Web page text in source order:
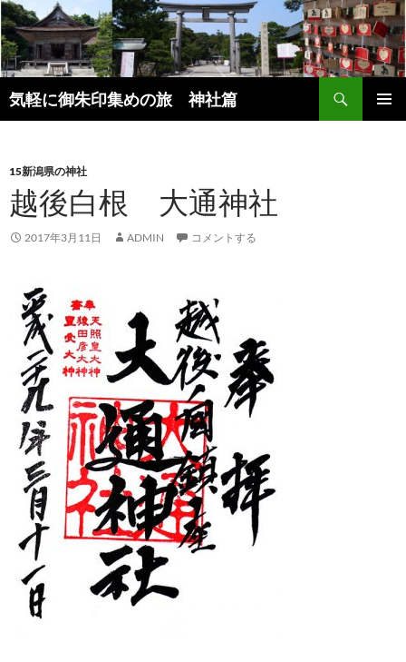
コ
ン
テ
ン
ツ
へ
プ
気軽に御朱印集めの旅 神社篇
索
15新潟県の神社
越後白根 大通神社
2017年3月11日 ADMIN コメントする